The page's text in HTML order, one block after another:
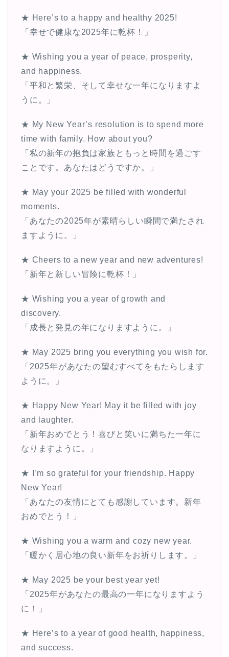
★ Here’s to a happy and healthy 2025!
「幸せで健康な2025年に乾杯！」
★ Wishing you a year of peace, prosperity,
and happiness.
「平和と繁栄、そして幸せな一年になりますよ
うに。」
★ My New Year’s resolution is to spend more
time with family. How about you?
「私の新年の抱負は家族ともっと時間を過ごす
ことです。あなたはどうですか。」
★ May your 2025 be filled with wonderful
moments.
「あなたの2025年が素晴らしい瞬間で満たされ
ますように。」
★ Cheers to a new year and new adventures!
「新年と新しい冒険に乾杯！」
★ Wishing you a year of growth and
discovery.
「成長と発見の年になりますように。」
★ May 2025 bring you everything you wish for.
「2025年があなたの望むすべてをもたらします
ように。」
★ Happy New Year! May it be filled with joy
and laughter.
「新年おめでとう！喜びと笑いに満ちた一年に
なりますように。」
★ I’m so grateful for your friendship. Happy
New Year!
「あなたの友情にとても感謝しています。新年
おめでとう！」
★ Wishing you a warm and cozy new year.
「暖かく居心地の良い新年をお祈りします。」
★ May 2025 be your best year yet!
「2025年があなたの最高の一年になりますよう
に！」
★ Here’s to a year of good health, happiness,
and success.